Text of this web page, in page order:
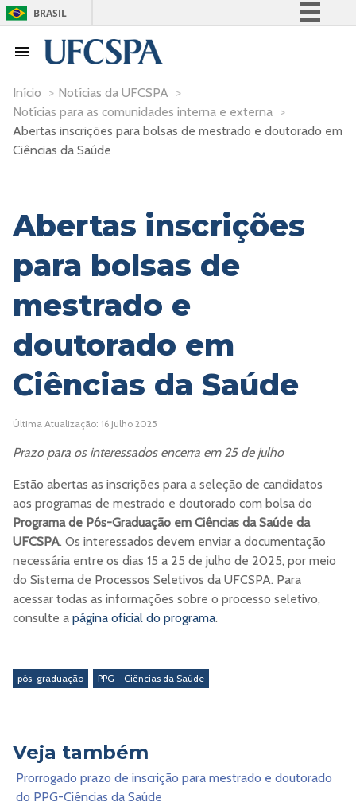
BRASIL
Acesso à informação
Início > Notícias da UFCSPA >
Notícias para as comunidades interna e externa >
Abertas inscrições para bolsas de mestrado e doutorado em
Ciências da Saúde
Abertas inscrições
para bolsas de
mestrado e
doutorado em
Ciências da Saúde
Última Atualização: 16 Julho 2025
Prazo para os interessados encerra em 25 de julho
Estão abertas as inscrições para a seleção de candidatos
aos programas de mestrado e doutorado com bolsa do
Programa de Pós-Graduação em Ciências da Saúde da
UFCSPA. Os interessados devem enviar a documentação
necessária entre os dias 15 a 25 de julho de 2025, por meio
do Sistema de Processos Seletivos da UFCSPA. Para
acessar todas as informações sobre o processo seletivo,
consulte a página oficial do programa.
pós-graduação PPG - Ciências da Saúde
Veja também
Prorrogado prazo de inscrição para mestrado e doutorado
do PPG-Ciências da Saúde